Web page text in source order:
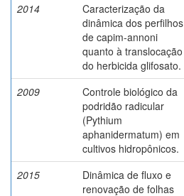
2014
Caracterização da
dinâmica dos perfilhos
de capim-annoni
quanto à translocação
do herbicida glifosato.
2009
Controle biológico da
podridão radicular
(Pythium
aphanidermatum) em
cultivos hidropônicos.
2015
Dinâmica de fluxo e
renovação de folhas